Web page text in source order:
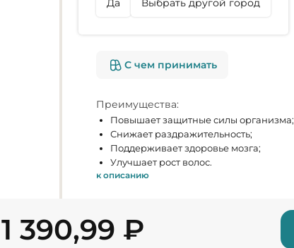
Да Выбрать другой город
С чем принимать
Преимущества:
Повышает защитные силы организма;
Снижает раздражительность;
Поддерживает здоровье мозга;
Улучшает рост волос.
к описанию
1 390,99 ₽